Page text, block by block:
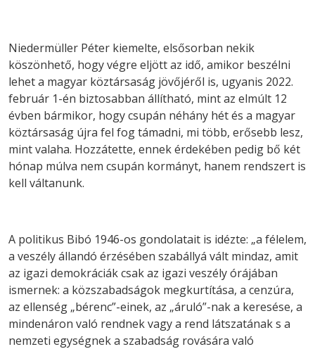
Niedermüller Péter kiemelte, elsősorban nekik
köszönhető, hogy végre eljött az idő, amikor beszélni
lehet a magyar köztársaság jövőjéről is, ugyanis 2022.
február 1-én biztosabban állítható, mint az elmúlt 12
évben bármikor, hogy csupán néhány hét és a magyar
köztársaság újra fel fog támadni, mi több, erősebb lesz,
mint valaha. Hozzátette, ennek érdekében pedig bő két
hónap múlva nem csupán kormányt, hanem rendszert is
kell váltanunk.
A politikus Bibó 1946-os gondolatait is idézte: „a félelem,
a veszély állandó érzésében szabállyá vált mindaz, amit
az igazi demokráciák csak az igazi veszély órájában
ismernek: a közszabadságok megkurtítása, a cenzúra,
az ellenség „bérenc”-einek, az „áruló”-nak a keresése, a
mindenáron való rendnek vagy a rend látszatának s a
nemzeti egységnek a szabadság rovására való